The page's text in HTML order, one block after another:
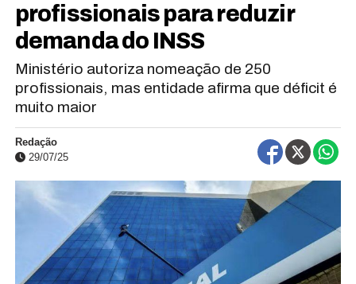
profissionais para reduzir
demanda do INSS
Ministério autoriza nomeação de 250
profissionais, mas entidade afirma que déficit é
muito maior
Redação
29/07/25